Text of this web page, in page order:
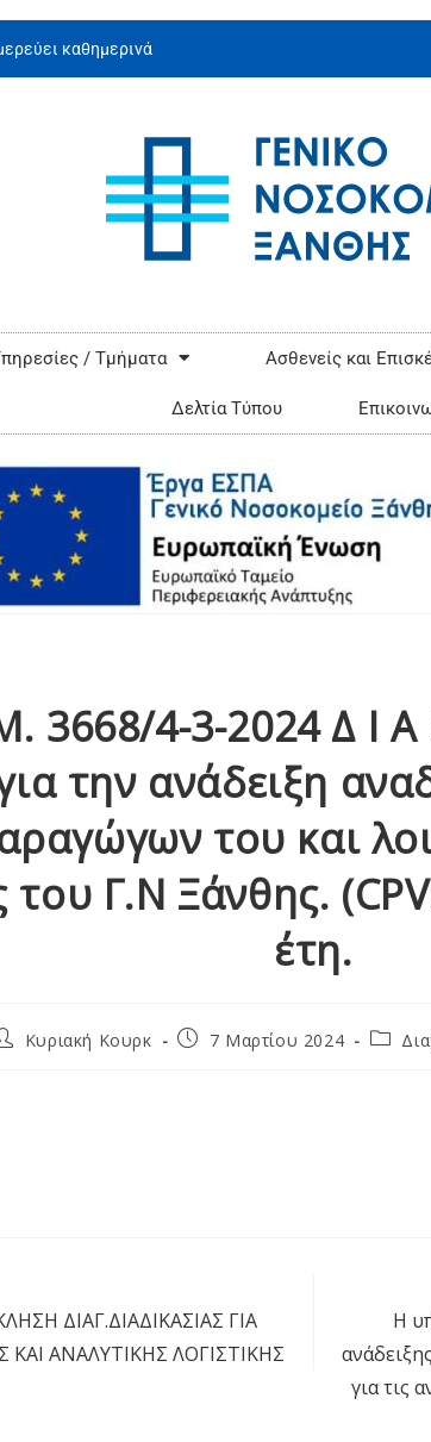
καθημερινά
/ Τμήματα Ασθενείς και
Δελτία Τύπου
3668/4-3-2024 Δ Ι
την ανάδειξη
του και
του Γ.Ν Ξάνθης.
έτη.
Κυριακή Κουρκ 7 Μαρτίου 2024
ΔΙΑΓ.ΔΙΑΔΙΚΑΣΙΑΣ ΓΙΑ
ΑΝΑΛΥΤΙΚΗΣ ΛΟΓΙΣΤΙΚΗΣ
H
για τις